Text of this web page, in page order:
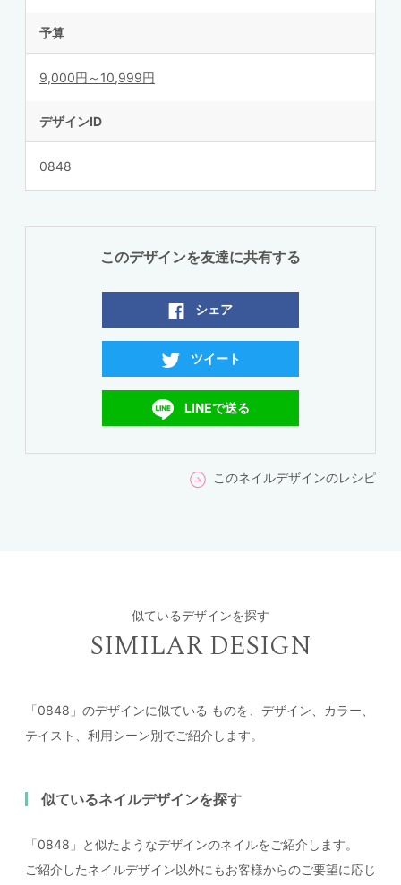
予算
9,000円～10,999円
デザインID
0848
このデザインを友達に共有する
シェア
ツイート
LINEで送る
このネイルデザインのレシピ
似ているデザインを探す
SIMILAR DESIGN
「0848」のデザインに似ている ものを、デザイン、カラー、
テイスト、利用シーン別でご紹介します。
似ているネイルデザインを探す
「0848」と似たようなデザインのネイルをご紹介します。
ご紹介したネイルデザイン以外にもお客様からのご要望に応じ